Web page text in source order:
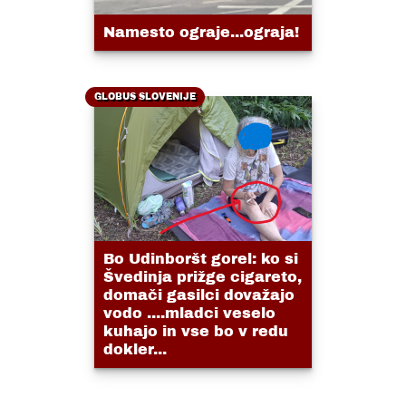
Namesto ograje...ograja!
GLOBUS SLOVENIJE
Bo Udinboršt gorel: ko si
Švedinja prižge cigareto,
domači gasilci dovažajo
vodo ....mladci veselo
kuhajo in vse bo v redu
dokler...